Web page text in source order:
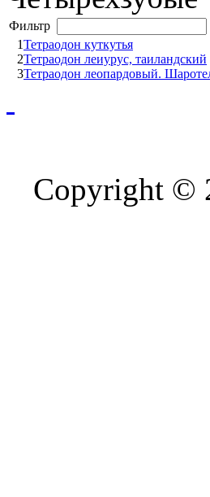
Фильтр
1Тетраодон куткутья
2Тетраодон леиурус, таиландский
3Тетраодон леопардовый.
Copyright ©